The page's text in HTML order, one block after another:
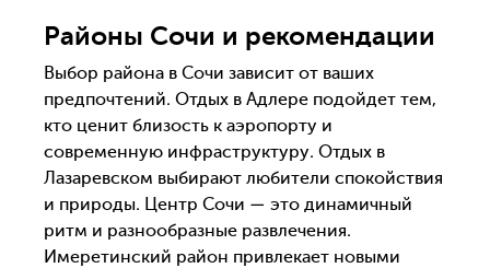
Районы Сочи и рекомендации
Выбор района в Сочи зависит от ваших
предпочтений. Отдых в Адлере подойдет тем,
кто ценит близость к аэропорту и
современную инфраструктуру. Отдых в
Лазаревском выбирают любители спокойствия
и природы. Центр Сочи — это динамичный
ритм и разнообразные развлечения.
Имеретинский район привлекает новыми